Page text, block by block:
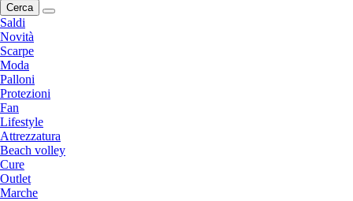
Cerca
Saldi
Novità
Scarpe
Moda
Palloni
Protezioni
Fan
Lifestyle
Attrezzatura
Beach volley
Cure
Outlet
Marche